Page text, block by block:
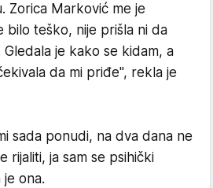
Zorica Marković me je
bilo teško, nije prišla ni da
Gledala je kako se kidam, a
da mi priđe", rekla je
sada ponudi, na dva dana ne
rijaliti, ja sam se psihički
ona.